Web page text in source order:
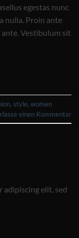
egestas nunc
nulla. Proin ante
Vestibulum sit
, style, women
einen Kommentar
adipiscing elit, sed